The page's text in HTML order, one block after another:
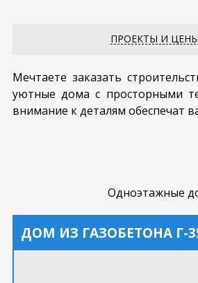
ПРОЕКТЫ И ЦЕНЫ
Мечтаете заказать
уютные дома с просторными
внимание к деталям
Одноэтажные
ДОМ ИЗ ГАЗОБЕТОНА Г-